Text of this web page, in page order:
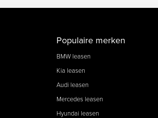
Populaire merken
BMW leasen
Kia leasen
Audi leasen
Mercedes leasen
Hyundai leasen